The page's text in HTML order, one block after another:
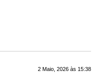
2 Maio, 2026 às 15:38